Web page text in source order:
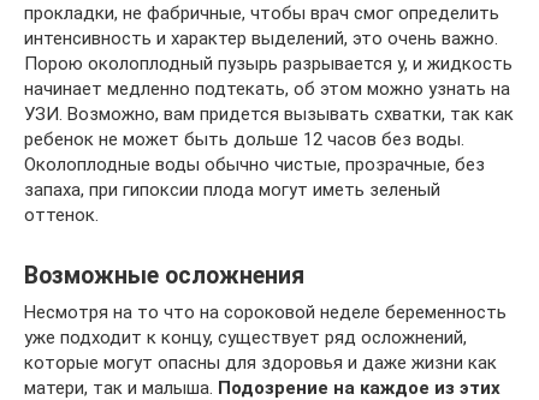
прокладки, не фабричные, чтобы врач смог определить
интенсивность и характер выделений, это очень важно.
Порою околоплодный пузырь разрывается у, и жидкость
начинает медленно подтекать, об этом можно узнать на
УЗИ. Возможно, вам придется вызывать схватки, так как
ребенок не может быть дольше 12 часов без воды.
Околоплодные воды обычно чистые, прозрачные, без
запаха, при гипоксии плода могут иметь зеленый
оттенок.
Возможные осложнения
Несмотря на то что на сороковой неделе беременность
уже подходит к концу, существует ряд осложнений,
которые могут опасны для здоровья и даже жизни как
матери, так и малыша. Подозрение на каждое из этих